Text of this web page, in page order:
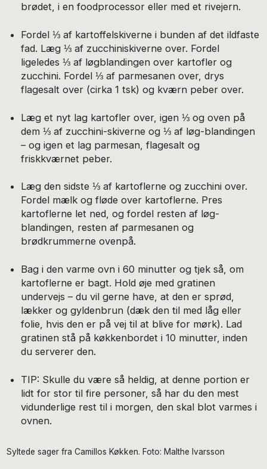
brødet, i en foodprocessor eller med et rivejern.
Fordel ⅓ af kartoffelskiverne i bunden af det ildfaste
fad. Læg ⅓ af zucchini­skiverne over. Fordel
ligeledes ⅓ af løgblandingen over kartofler og
zucchini. Fordel ⅓ af parmesanen over, drys
flagesalt over (cirka 1 tsk) og kværn peber over.
Læg et nyt lag kartofler over, igen ⅓ og oven på
dem ⅓ af zucchini-skiverne og ⅓ af løg-blandingen
– og igen et lag parmesan, flagesalt og
friskkværnet peber.
Læg den sidste ⅓ af kartoflerne og zucchini over.
Fordel mælk og fløde over kartoflerne. Pres
kartoflerne let ned, og fordel resten af løg-
blandingen, resten af parmesanen og
brødkrummerne ovenpå.
Bag i den varme ovn i 60 minutter og tjek så, om
kartoflerne er bagt. Hold øje med gratinen
undervejs – du vil gerne have, at den er sprød,
lækker og gyldenbrun (dæk den til med låg eller
folie, hvis den er på vej til at blive for mørk). Lad
gratinen stå på køkkenbordet i 10 minutter, inden
du serverer den.
TIP: Skulle du være så heldig, at denne portion er
lidt for stor til fire personer, så har du den mest
vidunderlige rest til i morgen, den skal blot varmes i
ovnen.
Syltede sager fra Camillos Køkken. Foto: Malthe Ivarsson